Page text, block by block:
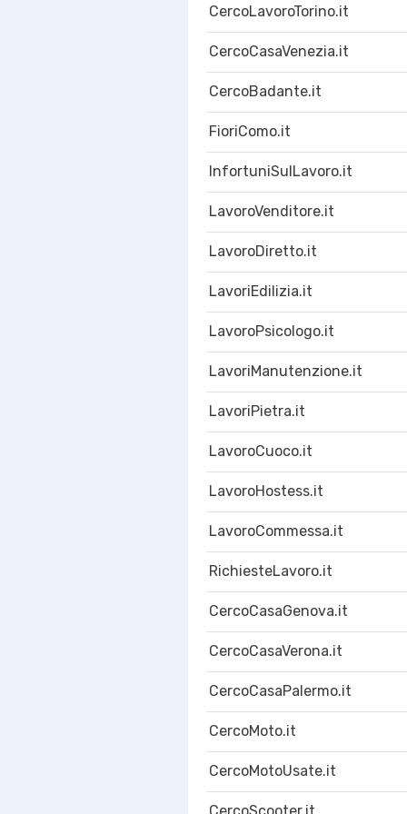
CercoLavoroTorino.it
CercoCasaVenezia.it
CercoBadante.it
FioriComo.it
InfortuniSulLavoro.it
LavoroVenditore.it
LavoroDiretto.it
LavoriEdilizia.it
LavoroPsicologo.it
LavoriManutenzione.it
LavoriPietra.it
LavoroCuoco.it
LavoroHostess.it
LavoroCommessa.it
RichiesteLavoro.it
CercoCasaGenova.it
CercoCasaVerona.it
CercoCasaPalermo.it
CercoMoto.it
CercoMotoUsate.it